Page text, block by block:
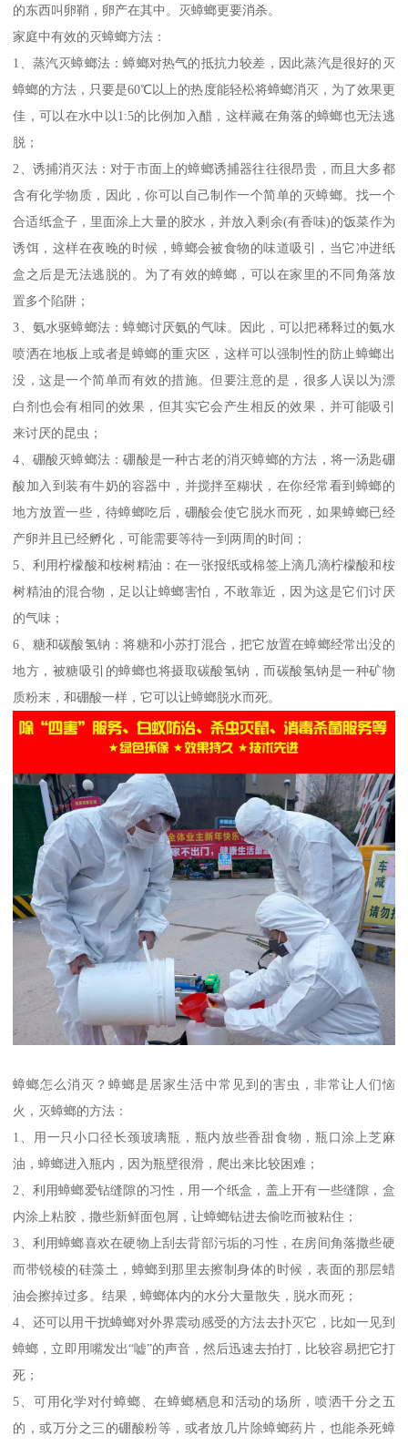
的东西叫卵鞘，卵产在其中。灭蟑螂更要消杀。
家庭中有效的灭蟑螂方法：
1、蒸汽灭蟑螂法：蟑螂对热气的抵抗力较差，因此蒸汽是很好的灭
蟑螂的方法，只要是60℃以上的热度能轻松将蟑螂消灭，为了效果更
佳，可以在水中以1:5的比例加入醋，这样藏在角落的蟑螂也无法逃
脱；
2、诱捕消灭法：对于市面上的蟑螂诱捕器往往很昂贵，而且大多都
含有化学物质，因此，你可以自己制作一个简单的灭蟑螂。找一个
合适纸盒子，里面涂上大量的胶水，并放入剩余(有香味)的饭菜作为
诱饵，这样在夜晚的时候，蟑螂会被食物的味道吸引，当它冲进纸
盒之后是无法逃脱的。为了有效的蟑螂，可以在家里的不同角落放
置多个陷阱；
3、氨水驱蟑螂法：蟑螂讨厌氨的气味。因此，可以把稀释过的氨水
喷洒在地板上或者是蟑螂的重灾区，这样可以强制性的防止蟑螂出
没，这是一个简单而有效的措施。但要注意的是，很多人误以为漂
白剂也会有相同的效果，但其实它会产生相反的效果，并可能吸引
来讨厌的昆虫；
4、硼酸灭蟑螂法：硼酸是一种古老的消灭蟑螂的方法，将一汤匙硼
酸加入到装有牛奶的容器中，并搅拌至糊状，在你经常看到蟑螂的
地方放置一些，待蟑螂吃后，硼酸会使它脱水而死，如果蟑螂已经
产卵并且已经孵化，可能需要等待一到两周的时间；
5、利用柠檬酸和桉树精油：在一张报纸或棉签上滴几滴柠檬酸和桉
树精油的混合物，足以让蟑螂害怕，不敢靠近，因为这是它们讨厌
的气味；
6、糖和碳酸氢钠：将糖和小苏打混合，把它放置在蟑螂经常出没的
地方，被糖吸引的蟑螂也将摄取碳酸氢钠，而碳酸氢钠是一种矿物
质粉末，和硼酸一样，它可以让蟑螂脱水而死。
蟑螂怎么消灭？蟑螂是居家生活中常见到的害虫，非常让人们恼
火，灭蟑螂的方法：
1、用一只小口径长颈玻璃瓶，瓶内放些香甜食物，瓶口涂上芝麻
油，蟑螂进入瓶内，因为瓶壁很滑，爬出来比较困难；
2、利用蟑螂爱钻缝隙的习性，用一个纸盒，盖上开有一些缝隙，盒
内涂上粘胶，撒些新鲜面包屑，让蟑螂钻进去偷吃而被粘住；
3、利用蟑螂喜欢在硬物上刮去背部污垢的习性，在房间角落撒些硬
而带锐棱的硅藻土，蟑螂到那里去擦制身体的时候，表面的那层蜡
油会擦掉过多。结果，蟑螂体内的水分大量散失，脱水而死；
4、还可以用干扰蟑螂对外界震动感受的方法去扑灭它，比如一见到
蟑螂，立即用嘴发出“嘘”的声音，然后迅速去拍打，比较容易把它打
死；
5、可用化学对付蟑螂、在蟑螂栖息和活动的场所，喷洒千分之五
的，或万分之三的硼酸粉等，或者放几片除蟑螂药片，也能杀死蟑